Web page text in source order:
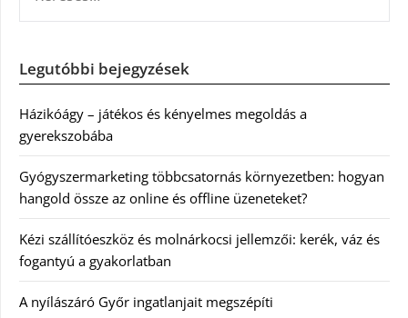
Legutóbbi bejegyzések
Házikóágy – játékos és kényelmes megoldás a
gyerekszobába
Gyógyszermarketing többcsatornás környezetben: hogyan
hangold össze az online és offline üzeneteket?
Kézi szállítóeszköz és molnárkocsi jellemzői: kerék, váz és
fogantyú a gyakorlatban
A nyílászáró Győr ingatlanjait megszépíti